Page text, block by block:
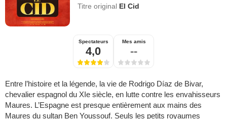
Titre original El Cid
Spectateurs
4,0
Mes amis
--
Entre l’histoire et la légende, la vie de Rodrigo Díaz de Bivar,
chevalier espagnol du XIe siècle, en lutte contre les envahisseurs
Maures. L’Espagne est presque entièrement aux mains des
Maures du sultan Ben Youssouf. Seuls les petits royaumes